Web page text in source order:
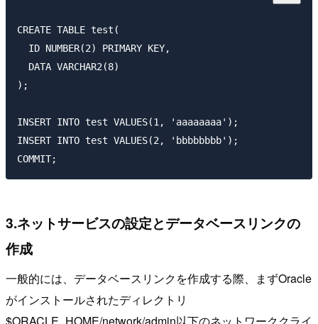
CREATE TABLE test(
  ID NUMBER(2) PRIMARY KEY,
  DATA VARCHAR2(8)
);
INSERT INTO test VALUES(1, 'aaaaaaaa');
INSERT INTO test VALUES(2, 'bbbbbbbb');
3.ネットサービスの設定とデータベースリンクの
作成
一般的には、データベースリンクを作成する際、まずOracle
がインストールされたディレクトリ